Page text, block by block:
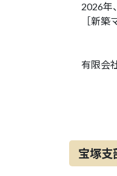
2026年
［新築
有限会
宝塚